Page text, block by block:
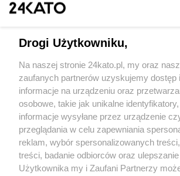
Wydawca mediów lokalnych
Nie zapomnij
zapoznać się z:
polityką prywatności regulamin
Twojemiasto
Drogi Użytkowniku,
Na naszej stronie 24kato.pl, my oraz
zaufanych partnerów uzyskujemy dostęp
informacje na urządzeniu oraz
osobowe, takie jak unikalne
informacje wysyłane przez urządzenie
przeglądania w celu zapewniania
reklam, wybór spersonalizowanych
treści, badanie odbiorców oraz ulepszanie
Użytkownika my i Zaufani Partnerzy